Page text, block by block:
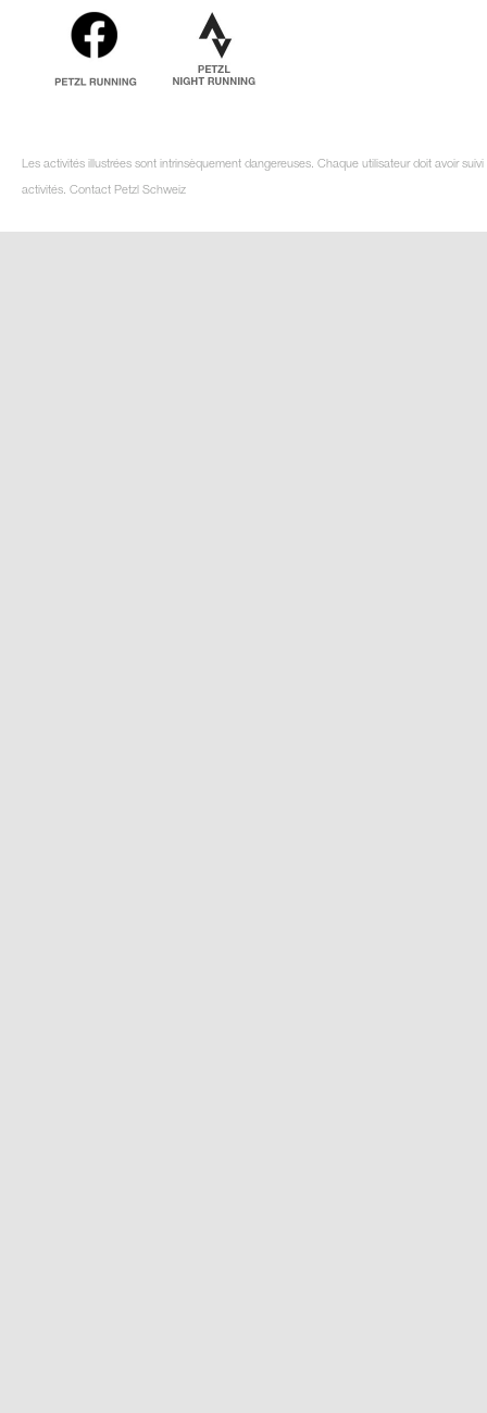
Les activités illustrées sont intrinsèquement dangereuses. Chaque utilisateur doit avoir
activités. Contact Petzl Schweiz